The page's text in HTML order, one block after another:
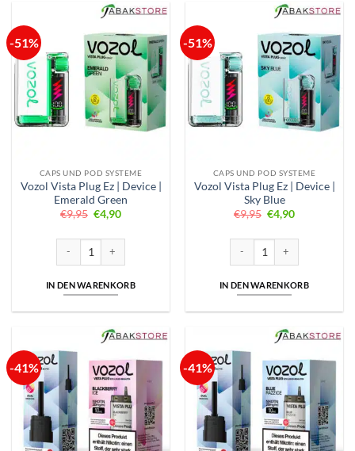
-51%
CAPS UND POD SYSTEME
Vozol Vista Plug Ez | Device |
Emerald Green
€9,95 Ursprünglicher
Preis
€4,90Aktueller
IN DEN WARENKORB
-51%
CAPS UND POD SYSTEME
Vozol Vista Plug Ez | Device |
Sky Blue
€9,95 Ursprünglicher
Preis
€4,90Aktueller
IN DEN WARENKORB
-41% -41%